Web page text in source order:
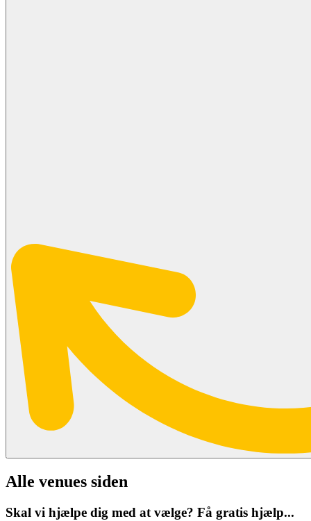
Alle venues siden
Skal vi hjælpe dig med at vælge? Få gratis hjælp...